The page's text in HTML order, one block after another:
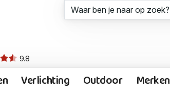
9.8
Verlichting Outdoor Merken